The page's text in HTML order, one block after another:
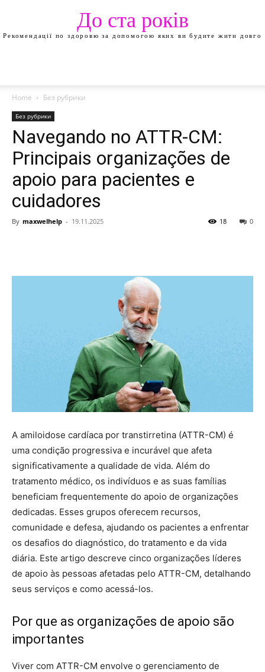
До ста років
Рекомендації по здоровю за допомогою яких ви будите жити довго
Home Без рубрики
Без рубрики
Navegando no ATTR-CM:
Principais organizações de
apoio para pacientes e
cuidadores
By maxwelhelp - 19.11.2025 0
18
A amiloidose cardíaca por transtirretina (ATTR-CM) é
uma condição progressiva e incurável que afeta
significativamente a qualidade de vida. Além do
tratamento médico, os indivíduos e as suas famílias
beneficiam frequentemente do apoio de organizações
dedicadas. Esses grupos oferecem recursos,
comunidade e defesa, ajudando os pacientes a enfrentar
os desafios do diagnóstico, do tratamento e da vida
diária. Este artigo descreve cinco organizações líderes
de apoio às pessoas afetadas pelo ATTR-CM, detalhando
seus serviços e como acessá-los.
Por que as organizações de apoio são
importantes
Viver com ATTR-CM envolve o gerenciamento de